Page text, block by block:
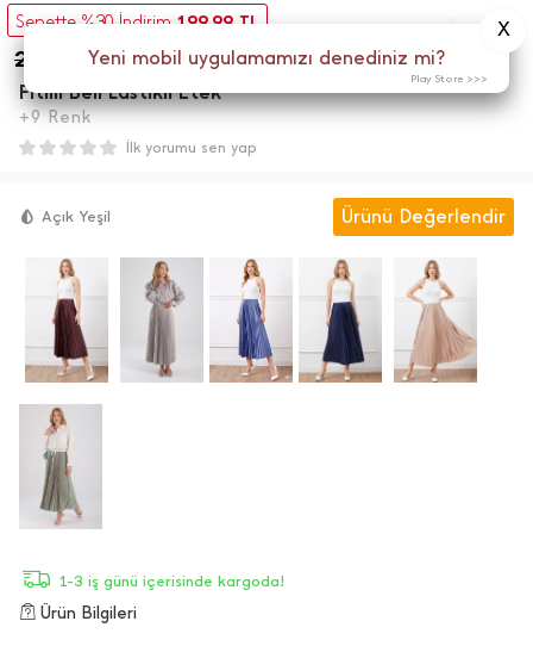
Menü
Sepette %30 İndirim 199,99 TL
285,70TL
Fitilli Beli Lastikli Etek
+9 Renk
İlk yorumu sen yap
Açık Yeşil Ürünü Değerlendir
1-3 iş günü içerisinde kargoda!
Ürün Bilgileri
Yeni mobil uygulamamızı denediniz mi?
X
Play Store >>>